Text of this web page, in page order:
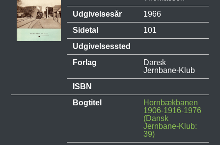
Udgivelsesår
1966
Sidetal
101
Udgivelsessted
Forlag
Dansk
Jernbane-Klub
ISBN
Bogtitel
Hornbækbanen
1906-1916-1976
(Dansk
Jernbane-Klub:
39)